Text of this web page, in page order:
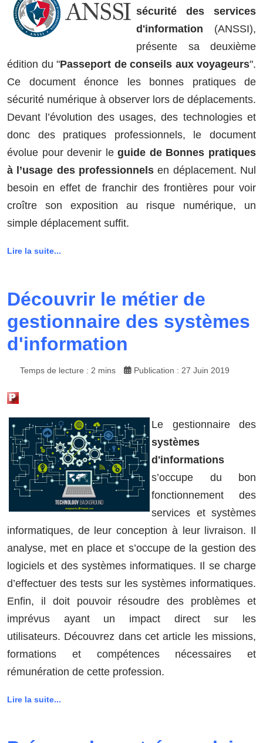
sécurité des services
d'information (ANSSI),
présente sa deuxième
édition du "Passeport de conseils aux voyageurs".
Ce document énonce les bonnes pratiques de
sécurité numérique à observer lors de déplacements.
Devant l’évolution des usages, des technologies et
donc des pratiques professionnels, le document
évolue pour devenir leguide de Bonnes pratiques
à l’usage des professionnels en déplacement. Nul
besoin en effet de franchir des frontières pour voir
croître son exposition au risque numérique, un
simple déplacement suffit.
Lire la suite...
Découvrir le métier de
gestionnaire des systèmes
d'information
Temps de lecture : 2 mins Publication : 27 Juin 2019
Le gestionnaire des
systèmes
d'informations
s’occupe du bon
fonctionnement des
services et systèmes
informatiques, de leur conception à leur livraison. Il
analyse, met en place et s’occupe de la gestion des
logiciels et des systèmes informatiques. Il se charge
d’effectuer des tests sur les systèmes informatiques.
Enfin, il doit pouvoir résoudre des problèmes et
imprévus ayant un impact direct sur les
utilisateurs. Découvrez dans cet article les missions,
formations et compétences nécessaires et
rémunération de cette profession.
Lire la suite...